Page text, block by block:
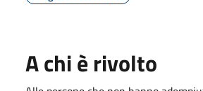
A chi è rivolto